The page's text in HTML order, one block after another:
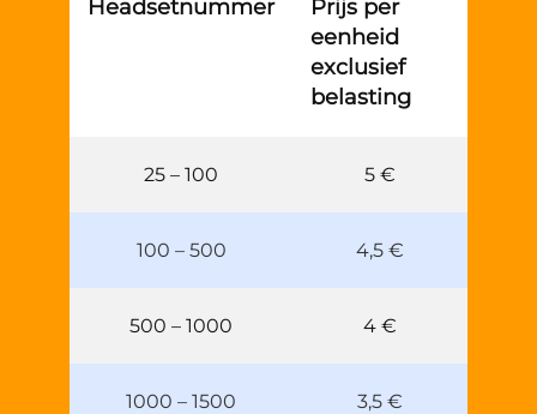
Headsetnummer
Prijs per
eenheid
exclusief
belasting
25 – 100 5 €
100 – 500 4,5 €
500 – 1000 4 €
1000 – 1500 3,5 €